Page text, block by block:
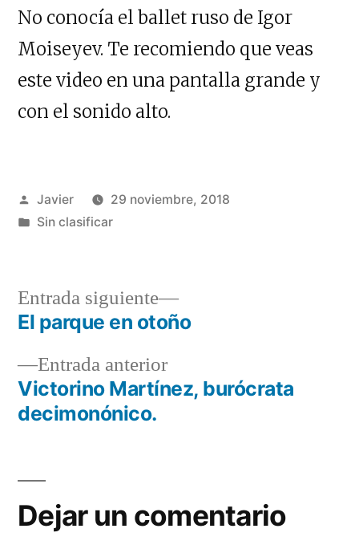
No conocía el ballet ruso de Igor
Moiseyev. Te recomiendo que veas
este video en una pantalla grande y
con el sonido alto.
Publicado
por
Javier
29 noviembre, 2018
Publicado
Sin clasificar
Navegación
de
entradas
Entrada anteriorEntrada
anterior:
Victorino Martínez, burócrata
decimonónico.
Entrada siguiente
Entrada
siguiente:
El parque en otoño
Dejar un comentario